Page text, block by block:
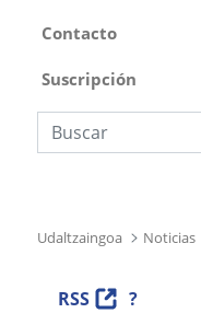
Contacto
Suscripción
Búsqueda web
Udaltzaingoa Noticias
RSS ?